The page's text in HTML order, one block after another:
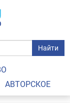
Найти
АВТОРСКОЕ